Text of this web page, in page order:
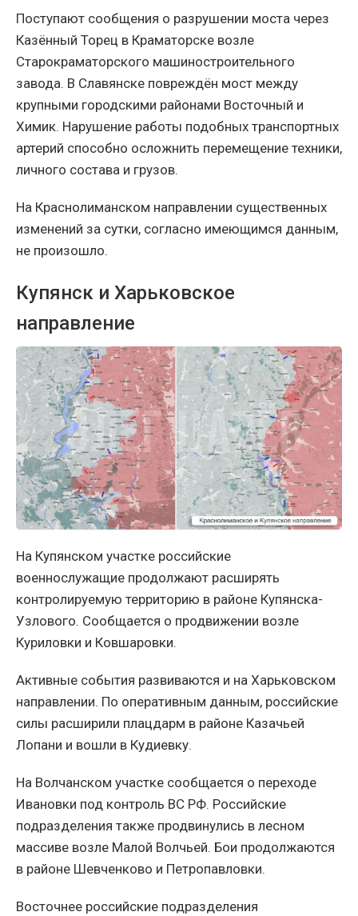
Поступают сообщения о разрушении моста через
Казённый Торец в Краматорске возле
Старокраматорского машиностроительного
завода. В Славянске повреждён мост между
крупными городскими районами Восточный и
Химик. Нарушение работы подобных транспортных
артерий способно осложнить перемещение техники,
личного состава и грузов.
На Краснолиманском направлении существенных
изменений за сутки, согласно имеющимся данным,
не произошло.
Купянск и Харьковское
направление
На Купянском участке российские
военнослужащие продолжают расширять
контролируемую территорию в районе Купянска-
Узлового. Сообщается о продвижении возле
Куриловки и Ковшаровки.
Активные события развиваются и на Харьковском
направлении. По оперативным данным, российские
силы расширили плацдарм в районе Казачьей
Лопани и вошли в Кудиевку.
На Волчанском участке сообщается о переходе
Ивановки под контроль ВС РФ. Российские
подразделения также продвинулись в лесном
массиве возле Малой Волчьей. Бои продолжаются
в районе Шевченково и Петропавловки.
Восточнее российские подразделения